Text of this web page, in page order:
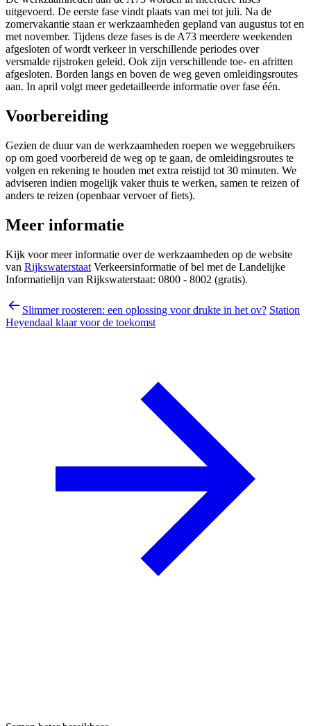
uitgevoerd. De eerste fase vindt plaats van mei tot juli. Na de
zomervakantie staan er werkzaamheden gepland van augustus tot en
met november. Tijdens deze fases is de A73 meerdere weekenden
afgesloten of wordt verkeer in verschillende periodes over
versmalde rijstroken geleid. Ook zijn verschillende toe- en afritten
afgesloten. Borden langs en boven de weg geven omleidingsroutes
aan. In april volgt meer gedetailleerde informatie over fase één.
Voorbereiding
Gezien de duur van de werkzaamheden roepen we weggebruikers
op om goed voorbereid de weg op te gaan, de omleidingsroutes te
volgen en rekening te houden met extra reistijd tot 30 minuten. We
adviseren indien mogelijk vaker thuis te werken, samen te reizen of
anders te reizen (openbaar vervoer of fiets).
Meer informatie
Kijk voor meer informatie over de werkzaamheden op de website
van Rijkswaterstaat Verkeersinformatie of bel met de Landelijke
Informatielijn van Rijkswaterstaat: 0800 - 8002 (gratis).
Slimmer roosteren: een oplossing voor drukte in het ov? Station
Heyendaal klaar voor de toekomst